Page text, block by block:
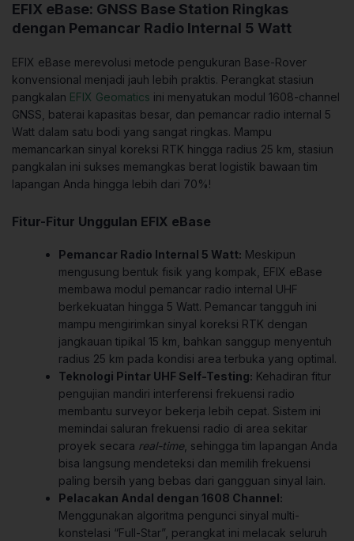
EFIX eBase: GNSS Base Station Ringkas
dengan Pemancar Radio Internal 5 Watt
EFIX eBase merevolusi metode pengukuran Base-Rover
konvensional menjadi jauh lebih praktis. Perangkat stasiun
pangkalan EFIX Geomatics ini menyatukan modul 1608-channel
GNSS, baterai kapasitas besar, dan pemancar radio internal 5
Watt dalam satu bodi yang sangat ringkas. Mampu
memancarkan sinyal koreksi RTK hingga radius 25 km, stasiun
pangkalan ini sukses memangkas berat logistik bawaan tim
lapangan Anda hingga lebih dari 70%!
Fitur-Fitur Unggulan EFIX eBase
Pemancar Radio Internal 5 Watt: Meskipun
mengusung bentuk fisik yang kompak, EFIX eBase
membawa modul pemancar radio internal UHF
berkekuatan hingga 5 Watt. Pemancar tangguh ini
mampu mengirimkan sinyal koreksi RTK dengan
jangkauan tipikal 15 km, bahkan sanggup menyentuh
radius 25 km pada kondisi area terbuka yang optimal.
Teknologi Pintar UHF Self-Testing: Kehadiran fitur
pengujian mandiri interferensi frekuensi radio
membantu surveyor bekerja lebih cepat. Sistem ini
memindai saluran frekuensi radio di area sekitar
proyek secara real-time, sehingga tim lapangan Anda
bisa langsung mendeteksi dan memilih frekuensi
paling bersih yang bebas dari gangguan sinyal lain.
Pelacakan Andal dengan 1608 Channel:
Menggunakan algoritma pengunci sinyal multi-
konstelasi “Full-Star”, perangkat ini melacak seluruh